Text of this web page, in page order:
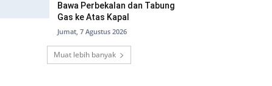
Bawa Perbekalan dan Tabung
Gas ke Atas Kapal
Jumat, 7 Agustus 2026
Muat lebih banyak